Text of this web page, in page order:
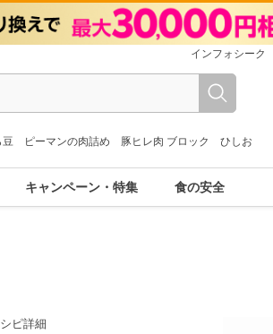
インフォシーク
豆 ピーマンの肉詰め 豚ヒレ肉 ブロック ひしお
キャンペーン・特集 食の安全
ピ詳細